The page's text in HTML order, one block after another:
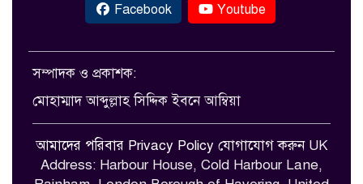
Facebook Youtube
সম্পাদক ও প্রকাশক:
মোহাম্মাদ আব্দুল্লাহ সিদ্দিক ইবনে আম্বিয়া
আমাদের পরিবার Privacy Policy যোগাযোগ করুনUK
Address: Harbour House, Cold Harbour Lane,